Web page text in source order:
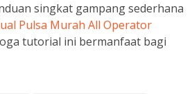
singkat gampang sederhana
Pulsa Murah All Operator
tutorial ini bermanfaat bagi